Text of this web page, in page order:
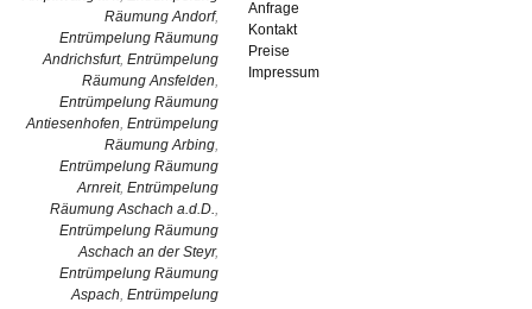
Räumung Andorf,
Entrümpelung Räumung
Andrichsfurt, Entrümpelung
Räumung Ansfelden,
Entrümpelung Räumung
Antiesenhofen, Entrümpelung
Räumung Arbing,
Entrümpelung Räumung
Arnreit, Entrümpelung
Räumung Aschach a.d.D.,
Entrümpelung Räumung
Aschach an der Steyr,
Entrümpelung Räumung
Aspach, Entrümpelung
Anfrage
Kontakt
Preise
Impressum